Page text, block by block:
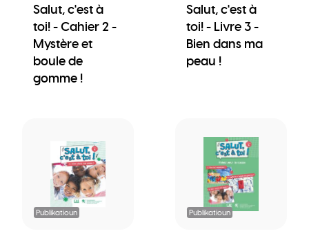
Salut, c'est à
toi! - Cahier 2 -
Mystère et
boule de
gomme !
Salut, c'est à
toi! - Livre 3 -
Bien dans ma
peau !
Publikatioun Publikatioun